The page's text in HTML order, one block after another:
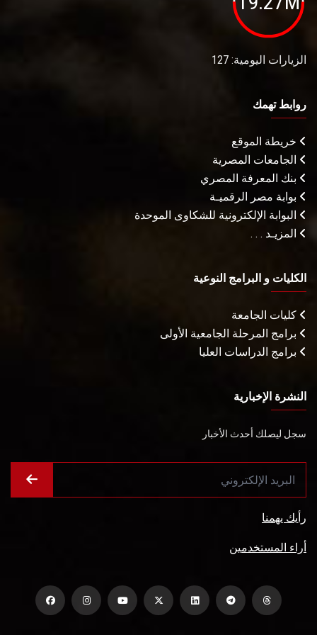
الزيارات اليومية: 127
روابط تهمك
خريطة الموقع
الجامعات المصرية
بنك المعرفة المصري
بوابة مصر الرقميـة
البوابة الإلكترونية للشكاوى الموحدة
المزيـد . . .
الكليات و البرامج النوعية
كليات الجامعة
برامج المرحلة الجامعية الأولى
برامج الدراسات العليا
النشرة الإخبارية
سجل ليصلك أحدث الأخبار
رأيك يهمنا
أراء المستخدمين